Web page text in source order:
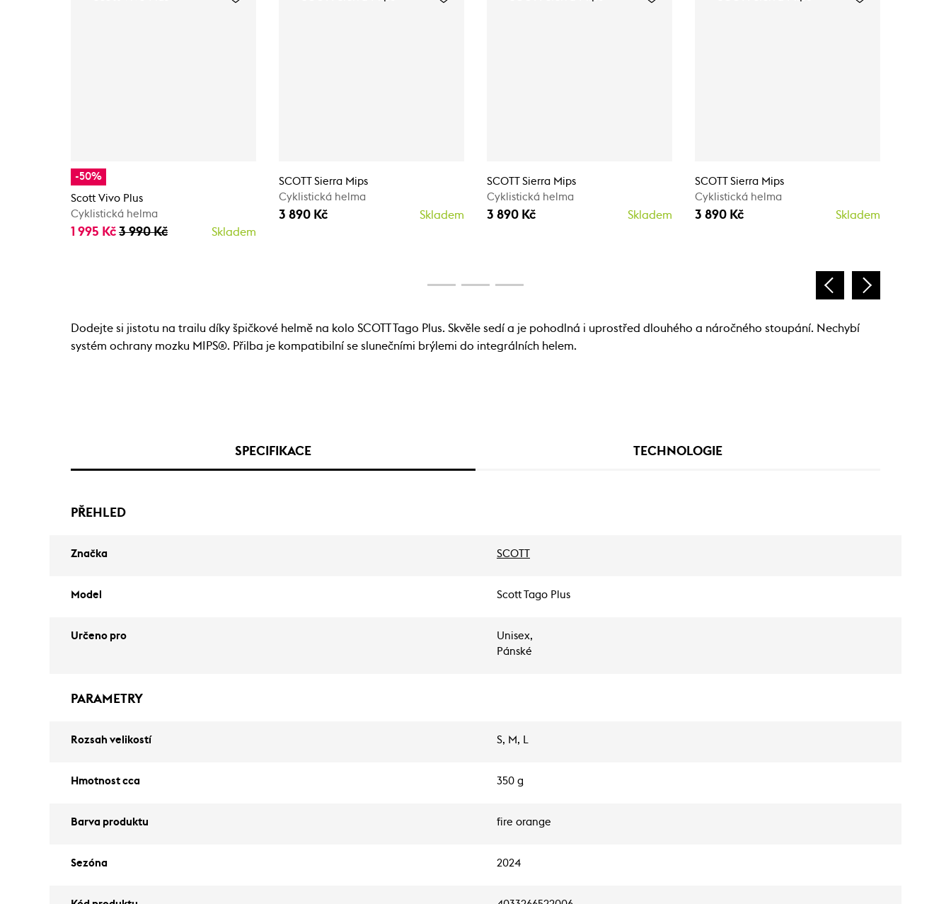
-50%
Scott Vivo Plus
Cyklistická helma
1 995 Kč 3 990 Kč Skladem
SCOTT Sierra Mips
Cyklistická helma
3 890 Kč Skladem
SCOTT Sierra Mips
Cyklistická helma
3 890 Kč Skladem
SCOTT Sierra Mips
Cyklistická helma
3 890 Kč Skladem
Dodejte si jistotu na trailu díky špičkové helmě na kolo SCOTT Tago Plus. Skvěle sedí a je pohodlná i uprostřed dlouhého a náročného stoupání. Nechybí
systém ochrany mozku MIPS®. Přilba je kompatibilní se slunečními brýlemi do integrálních helem.
SPECIFIKACE TECHNOLOGIE
PŘEHLED
Značka SCOTT
Model Scott Tago Plus
Určeno pro
Unisex,
Pánské
PARAMETRY
Rozsah velikostí S, M, L
Hmotnost cca 350 g
Barva produktu fire orange
Sezóna 2024